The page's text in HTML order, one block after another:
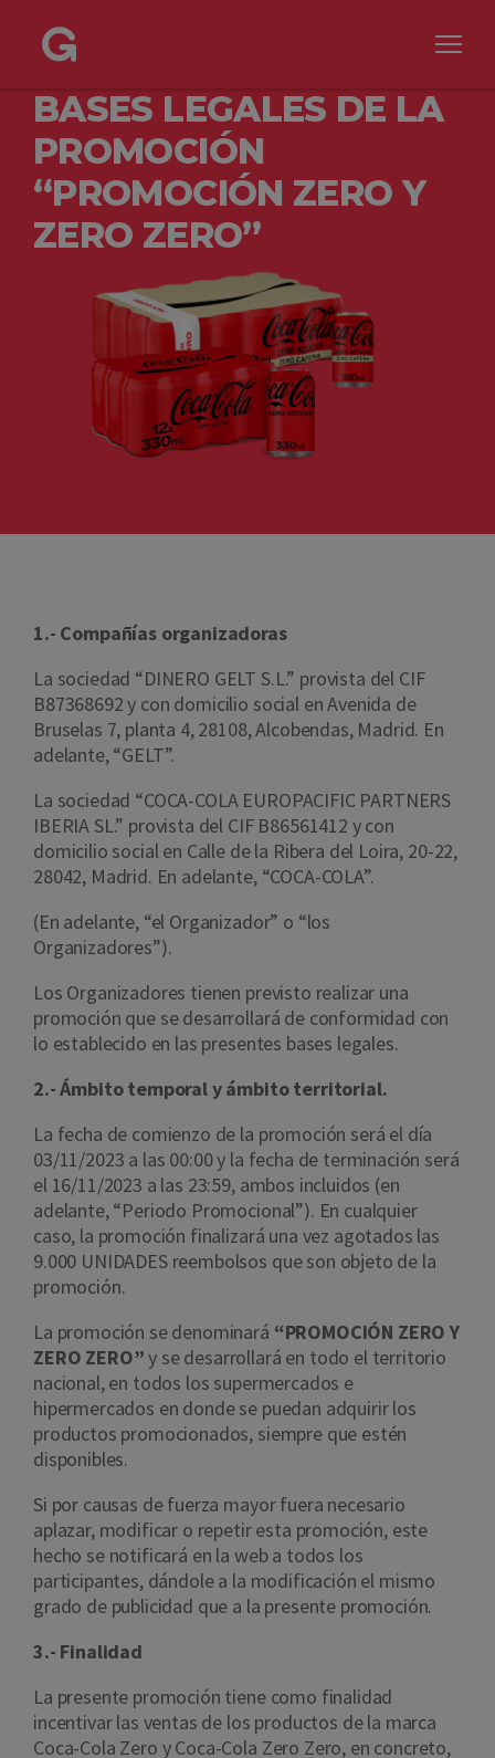
BASES LEGALES DE LA
PROMOCIÓN
“PROMOCIÓN ZERO Y
ZERO ZERO”
1.- Compañías organizadoras
La sociedad “DINERO GELT S.L.” provista del CIF
B87368692 y con domicilio social en Avenida de
Bruselas 7, planta 4, 28108, Alcobendas, Madrid. En
adelante, “GELT”.
La sociedad “COCA-COLA EUROPACIFIC PARTNERS
IBERIA SL.” provista del CIF B86561412 y con
domicilio social en Calle de la Ribera del Loira, 20-22,
28042, Madrid. En adelante, “COCA-COLA”.
(En adelante, “el Organizador” o “los
Organizadores”).
Los Organizadores tienen previsto realizar una
promoción que se desarrollará de conformidad con
lo establecido en las presentes bases legales.
2.- Ámbito temporal y ámbito territorial.
La fecha de comienzo de la promoción será el día
03/11/2023 a las 00:00 y la fecha de terminación será
el 16/11/2023 a las 23:59, ambos incluidos (en
adelante, “Periodo Promocional”). En cualquier
caso, la promoción finalizará una vez agotados las
9.000 UNIDADES reembolsos que son objeto de la
promoción.
La promoción se denominará “PROMOCIÓN ZERO Y
ZERO ZERO”y se desarrollará en todo el territorio
nacional, en todos los supermercados e
hipermercados en donde se puedan adquirir los
productos promocionados, siempre que estén
disponibles.
Si por causas de fuerza mayor fuera necesario
aplazar, modificar o repetir esta promoción, este
hecho se notificará en la web a todos los
participantes, dándole a la modificación el mismo
grado de publicidad que a la presente promoción.
3.- Finalidad
La presente promoción tiene como finalidad
incentivar las ventas de los productos de la marca
Coca-Cola Zero y Coca-Cola Zero Zero, en concreto,